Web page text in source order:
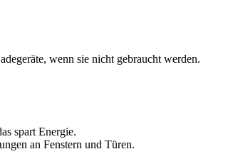
wenn sie nicht gebraucht werden.
spart Energie.
an Fenstern und Türen.